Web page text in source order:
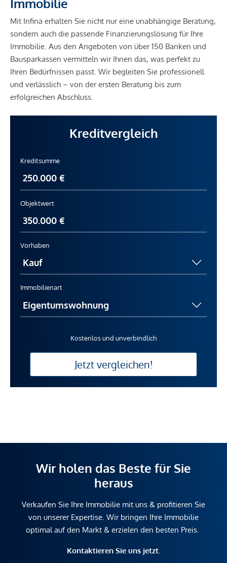
Immobilie
Mit Infina erhalten Sie nicht nur eine unabhängige Beratung,
sondern auch die passende Finanzierungslösung für Ihre
Immobilie. Aus den Angeboten von über 150 Banken und
Bausparkassen vermitteln wir Ihnen das, was perfekt zu
Ihren Bedürfnissen passt. Wir begleiten Sie professionell
und verlässlich – von der ersten Beratung bis zum
erfolgreichen Abschluss.
Kreditvergleich
Kreditsumme
Objektwert
Vorhaben
Immobilienart
Kostenlos und unverbindlich
Jetzt vergleichen!
Wir holen das Beste für Sie
heraus
Verkaufen Sie Ihre Immobilie mit uns & profitieren Sie
von unserer Expertise. Wir bringen Ihre Immobilie
optimal auf den Markt & erzielen den besten Preis.
Kontaktieren Sie uns jetzt.